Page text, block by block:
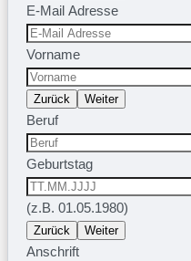
E-Mail Adresse
Vorname
Zurück Weiter
Beruf
Geburtstag
(z.B. 01.05.1980)
Zurück Weiter
Anschrift